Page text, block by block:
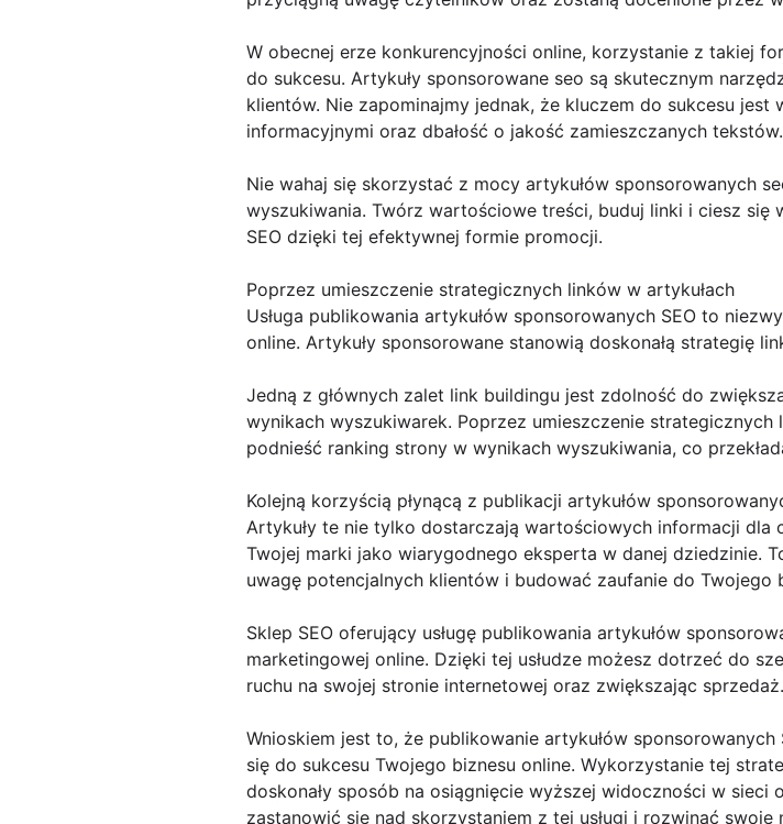
W obecnej erze konkurencyjności online, korzystanie z takiej
do sukcesu. Artykuły sponsorowane seo są skutecznym
klientów. Nie zapominajmy jednak, że kluczem do sukcesu jest
informacyjnymi oraz dbałość o jakość zamieszczanych tekstów.
Nie wahaj się skorzystać z mocy artykułów sponsorowanych
wyszukiwania. Twórz wartościowe treści, buduj linki i ciesz się
SEO dzięki tej efektywnej formie promocji.
Poprzez umieszczenie strategicznych linków w artykułach
Usługa publikowania artykułów sponsorowanych SEO to
online. Artykuły sponsorowane stanowią doskonałą strategię
Jedną z głównych zalet link buildingu jest zdolność do
wynikach wyszukiwarek. Poprzez umieszczenie
podnieść ranking strony w wynikach wyszukiwania, co
Kolejną korzyścią płynącą z publikacji artykułów
Artykuły te nie tylko dostarczają wartościowych informacji
Twojej marki jako wiarygodnego eksperta w danej dziedzinie.
uwagę potencjalnych klientów i budować zaufanie do Twojego
Sklep SEO oferujący usługę publikowania artykułów
marketingowej online. Dzięki tej usłudze możesz dotrzeć do
ruchu na swojej stronie internetowej oraz zwiększając sprzedaż.
Wnioskiem jest to, że publikowanie artykułów
się do sukcesu Twojego biznesu online. Wykorzystanie tej
doskonały sposób na osiągnięcie wyższej widoczności w
zastanowić się nad skorzystaniem z tej usługi i rozwinąć